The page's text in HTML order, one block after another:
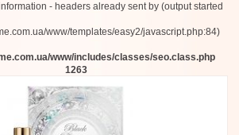
- headers already sent by (output started
www/templates/easy2/javascript.php:84)
www/includes/classes/seo.class.php
1263